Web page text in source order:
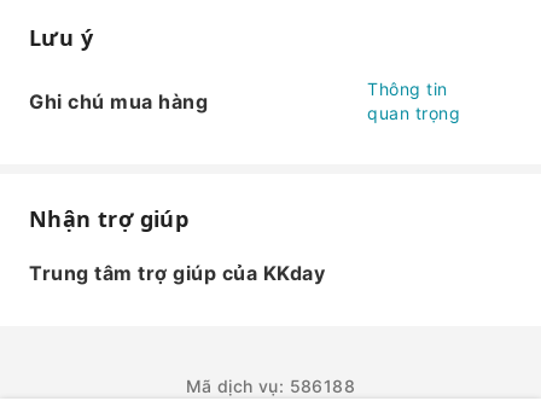
Lưu ý
Ghi chú mua hàng
Thông tin
quan trọng
Nhận trợ giúp
Trung tâm trợ giúp của KKday
Mã dịch vụ: 586188